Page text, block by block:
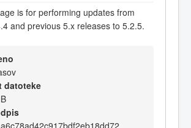
is for performing updates from
and previous 5.x releases to 5.2.5.
datoteke